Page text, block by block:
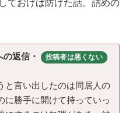
ておけば防げた話。詰めの
返信・ 投稿者は悪くない
と言い出したのは同居人の
に勝手に開けて持っていっ